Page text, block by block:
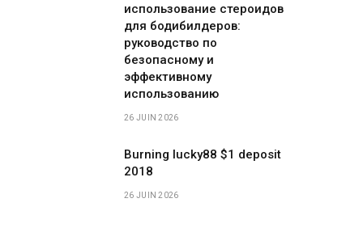
использование стероидов
для бодибилдеров:
руководство по
безопасному и
эффективному
использованию
26 JUIN 2026
Burning lucky88 $1 deposit
2018
26 JUIN 2026